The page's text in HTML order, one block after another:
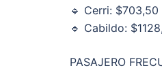
🔹 Cerri: $703,50
🔹 Cabildo:
PASAJERO